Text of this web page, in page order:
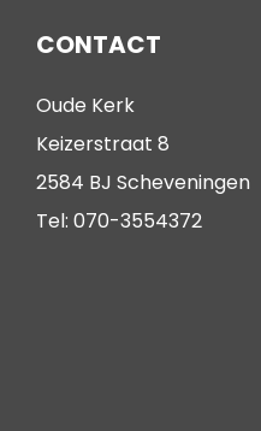
CONTACT
Oude Kerk
Keizerstraat 8
2584 BJ Scheveningen
Tel: 070-3554372